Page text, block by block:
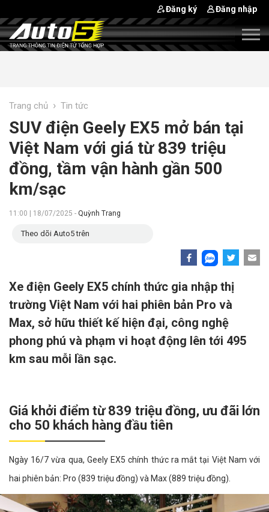
Đăng ký Đăng nhập
Trang chủ › Tin tức
SUV điện Geely EX5 mở bán tại
Việt Nam với giá từ 839 triệu
đồng, tầm vận hành gần 500
km/sạc
11:00 | 18/07/2025 - Quỳnh Trang
Theo dõi Auto5 trên
Xe điện Geely EX5 chính thức gia nhập thị
trường Việt Nam với hai phiên bản Pro và
Max, sở hữu thiết kế hiện đại, công nghệ
phong phú và phạm vi hoạt động lên tới 495
km sau mỗi lần sạc.
Giá khởi điểm từ 839 triệu đồng, ưu đãi lớn
cho 50 khách hàng đầu tiên
Ngày 16/7 vừa qua, Geely EX5 chính thức ra mắt tại Việt Nam với
hai phiên bản: Pro (839 triệu đồng) và Max (889 triệu đồng).